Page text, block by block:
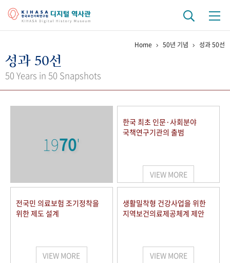
걸어온 길 기관 변천사
키워드로 보는 연구 역사
연구자들
사진 아카이브 문서 기록물 행정박물 영상 기록물
50+1 주년 기념
세계와 함께 한 KIHASA
Home 50년 기념 성과 50선
성과 50선
50 Years in 50 Snapshots
1970'
한국 최초 인문·사회분야
국책연구기관의 출범
VIEW MORE
전국민 의료보험 조기정착을
위한 제도 설계
VIEW MORE
생활밀착형 건강사업을 위한
지역보건의료제공체계 제안
VIEW MORE